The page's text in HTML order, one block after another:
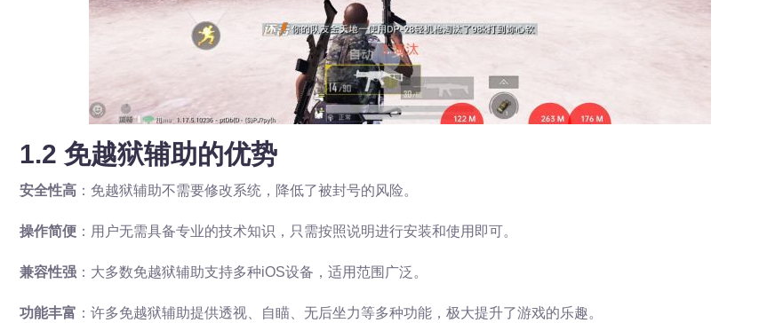
1.2 免越狱辅助的优势
安全性高 ：免越狱辅助不需要修改系统，降低了被封号的风险。
操作简便 ：用户无需具备专业的技术知识，只需按照说明进行安装和使用即可。
兼容性强 ：大多数免越狱辅助支持多种iOS设备，适用范围广泛。
功能丰富 ：许多免越狱辅助提供透视、自瞄、无后坐力等多种功能，极大提升了游戏的乐趣。